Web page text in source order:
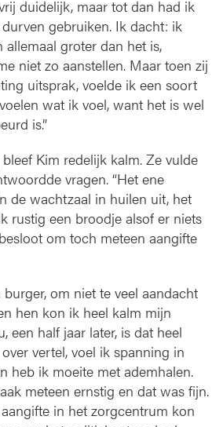
duidelijk, maar tot dan had ik
gebruiken. Ik dacht: ik
allemaal groter dan het is,
niet zo aanstellen. Maar toen zij
uitsprak, voelde ik een soort
wat ik voel, want het is wel
is.”
Kim redelijk kalm. Ze vulde
vragen. “Het ene
de wachtzaal in huilen uit, het
rustig een broodje alsof er niets
om toch meteen aangifte
om niet te veel aandacht
hen kon ik heel kalm mijn
een half jaar later, is dat heel
vertel, voel ik spanning in
heb ik moeite met ademhalen.
meteen ernstig en dat was fijn.
in het zorgcentrum kon